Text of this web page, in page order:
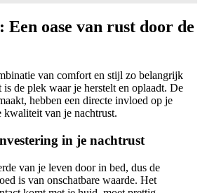
Een oase van rust door de
van comfort en stijl zo belangrijk
is de plek waar je herstelt en oplaadt. De
hebben een directe invloed op je
van je nachtrust.
in je nachtrust
van je leven door in bed, dus de
is van onschatbare waarde. Het